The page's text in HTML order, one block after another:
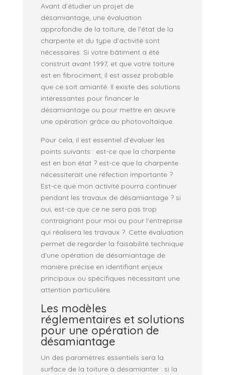
Avant d’étudier un projet de
désamiantage, une évaluation
approfondie de la toiture, de l’état de la
charpente et du type d’activité sont
nécessaires. Si votre bâtiment a été
construit avant 1997, et que votre toiture
est en fibrociment, il est assez probable
que ce soit amianté. Il existe des solutions
intéressantes pour financer le
désamiantage ou pour mettre en œuvre
une opération grâce au photovoltaïque.
Pour cela, il est essentiel d’évaluer les
points suivants : est-ce que la charpente
est en bon état ? est-ce que la charpente
nécessiterait une réfection importante ?
Est-ce que mon activité pourra continuer
pendant les travaux de désamiantage ? si
oui, est-ce que ce ne sera pas trop
contraignant pour moi ou pour l’entreprise
qui réalisera les travaux ?. Cette évaluation
permet de regarder la faisabilité technique
d’une opération de désamiantage de
manière précise en identifiant enjeux
principaux ou spécifiques nécessitant une
attention particulière.
Les modèles
réglementaires et solutions
pour une opération de
désamiantage
Un des paramètres essentiels sera la
surface de la toiture à désamianter : si la